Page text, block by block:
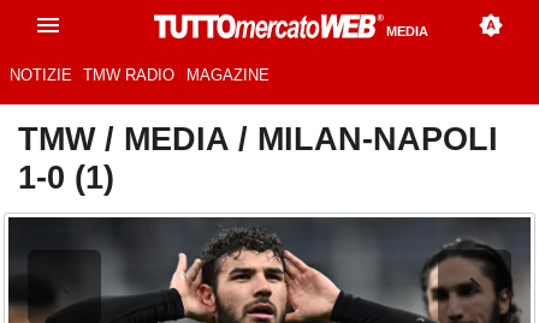
MEDIA
NOTIZIE TMW RADIO MAGAZINE
TMW/ MEDIA / MILAN-NAPOLI
1-0 (1)